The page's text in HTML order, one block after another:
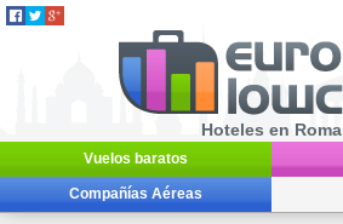
Hoteles en Roma
Vuelos baratos
Compañías Aéreas